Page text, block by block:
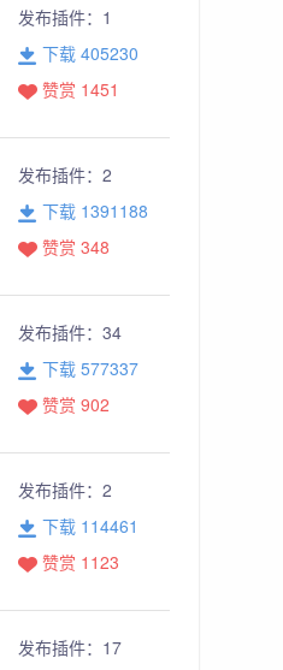
发布插件： 1
下载 405230
赞赏 1451
发布插件： 2
下载 1391188
赞赏 348
发布插件： 34
下载 577337
赞赏 902
发布插件： 2
下载 114461
赞赏 1123
发布插件： 17